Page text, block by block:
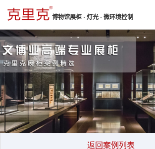
博物馆展柜 · 灯光 · 微环境控制
返回案例列表